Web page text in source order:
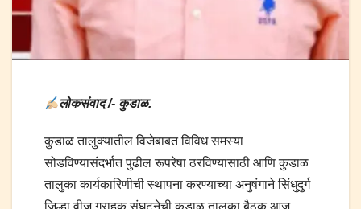
लोकसंवाद /- कुडाळ.
कुडाळ तालुक्यातील विजेबाबत विविध समस्या
सोडविण्यासंदर्भात पुढील रूपरेषा ठरविण्यासाठी आणि कुडाळ
तालुका कार्यकारिणीची स्थापना करण्याच्या अनुषंगाने सिंधुदुर्ग
जिल्हा वीज ग्राहक संघटनेची कुडाळ तालुका बैठक आज